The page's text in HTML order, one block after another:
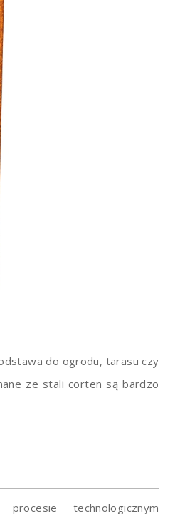
do ogrodu, tarasu czy
ze stali corten są bardzo
technologicznym